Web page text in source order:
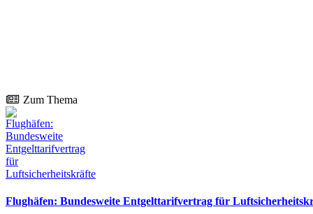
Zum Thema
Flughäfen: Bundesweite Entgelttarifvertrag für